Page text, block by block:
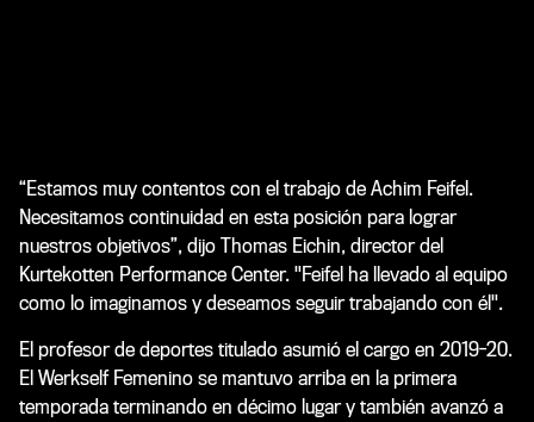
“Estamos muy contentos con el trabajo de Achim Feifel.
Necesitamos continuidad en esta posición para lograr
nuestros objetivos”, dijo Thomas Eichin, director del
Kurtekotten Performance Center. "Feifel ha llevado al equipo
como lo imaginamos y deseamos seguir trabajando con él".
El profesor de deportes titulado asumió el cargo en 2019-20.
El Werkself Femenino se mantuvo arriba en la primera
temporada terminando en décimo lugar y también avanzó a